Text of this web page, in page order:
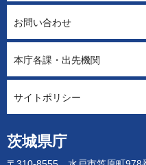
茨城県庁
お問い合わせ
本庁各課・出先機関
サイトポリシー